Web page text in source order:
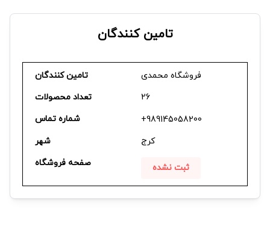
انبوه انواع ماشین لباسشوئی اتوماتیک و نیمه اتوماتیک صورت
تامین کنندگان
تامین کنندگان
فروشگاه محمدی
تعداد محصولات
26
شماره تماس
+989145058200
شهر
کرج
صفحه فروشگاه
ثبت نشده